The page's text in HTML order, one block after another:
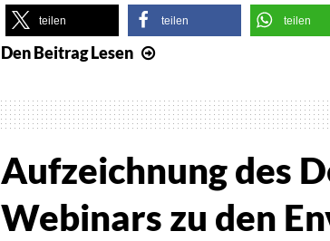
teilen teilen teilen
Den BeitragLesen
Reader
jetzt
für
OS
Aufzeichnung des
Webinars zu den